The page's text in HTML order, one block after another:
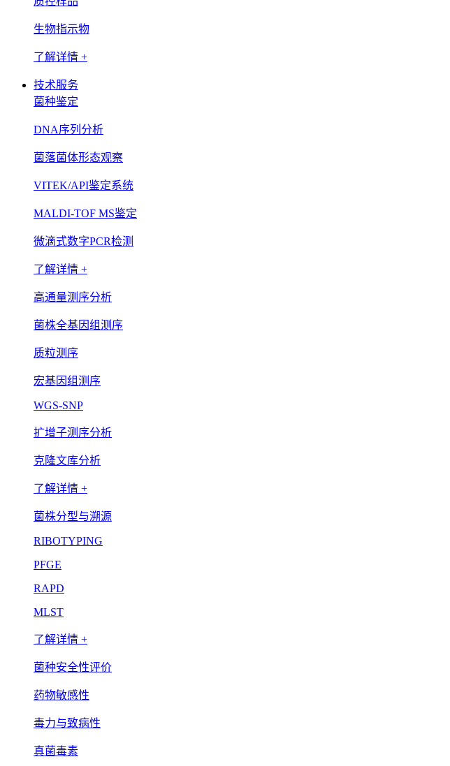
生物指示物
了解详情 +
技术服务
菌种鉴定
DNA序列分析
菌落菌体形态观察
VITEK/API鉴定系统
MALDI-TOF MS鉴定
微滴式数字PCR检测
了解详情 +
高通量测序分析
菌株全基因组测序
质粒测序
宏基因组测序
WGS-SNP
扩增子测序分析
克隆文库分析
了解详情 +
菌株分型与溯源
RIBOTYPING
PFGE
RAPD
MLST
了解详情 +
菌种安全性评价
药物敏感性
毒力与致病性
真菌毒素